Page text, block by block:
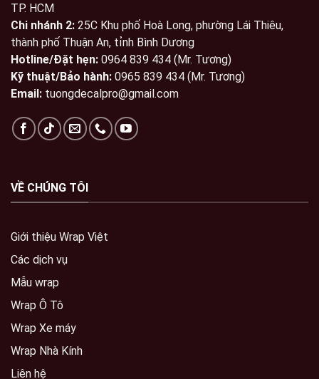
TP. HCM
Chi nhánh 2: 25C Khu phố Hoà Long, phường Lái Thiêu,
thành phố Thuận An, tỉnh Bình Dương
Hotline/Đặt hẹn: 0964 839 434 (Mr. Tương)
Kỹ thuật/Bảo hành: 0965 839 434 (Mr. Tương)
Email: tuongdecalpro@gmail.com
VỀ CHÚNG TÔI
Giới thiệu Wrap Việt
Các dịch vụ
Mẫu wrap
Wrap Ô Tô
Wrap Xe máy
Wrap Nhà Kính
Liên hệ